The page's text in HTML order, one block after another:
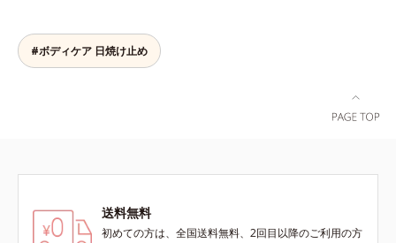
着成分(*2)配合で、保湿成分が肌に
ぴたっと密着。洗い流した後も必要
タイムに癒しのひとときをもたらし
酸K*2 異性化糖
用ジェルローション、部分用の薬用
クリームで、つらいカサつきや、ム
#ボディケア 日焼け止め
送料無料
初めての方は、全国送料無料、2回目以降のご利用の方